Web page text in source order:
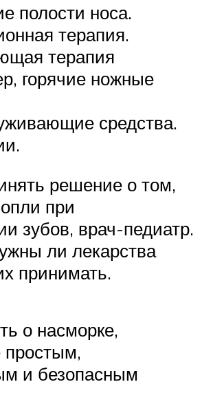
полости носа.
терапия.
терапия
горячие ножные
средства.
решение о том,
при
зубов, врач-педиатр.
ли лекарства
принимать.
о насморке,
простым,
и безопасным